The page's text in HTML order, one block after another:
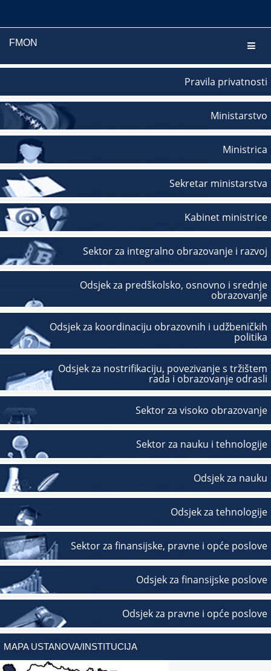
FMON
Pravila privatnosti
Ministarstvo
Ministrica
Sekretar ministarstva
Kabinet ministrice
Sektor za integralno obrazovanje i razvoj
Odsjek za predškolsko, osnovno i srednje
obrazovanje
Odsjek za koordinaciju obrazovnih i udžbeničkih
politika
Odsjek za nostrifikaciju, povezivanje s tržištem
rada i obrazovanje odrasli
Sektor za visoko obrazovanje
Sektor za nauku i tehnologije
Odsjek za nauku
Odsjek za tehnologije
Sektor za finansijske, pravne i opće poslove
Odsjek za finansijske poslove
Odsjek za pravne i opće poslove
MAPA USTANOVA/INSTITUCIJA